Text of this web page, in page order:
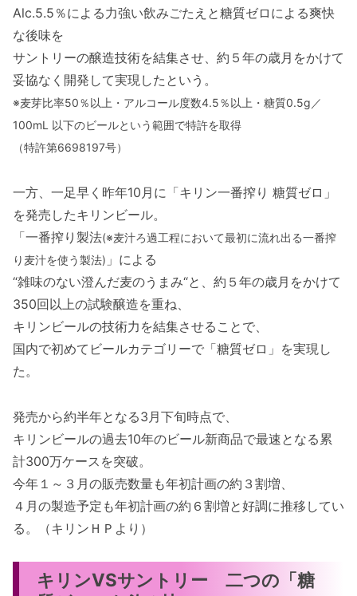
Alc.5.5％による力強い飲みごたえと糖質ゼロによる爽快
な後味を
サントリーの醸造技術を結集させ、約５年の歳月をかけて
妥協なく開発して実現したという。
※麦芽比率50％以上・アルコール度数4.5％以上・糖質0.5g／
100mL 以下のビールという範囲で特許を取得
（特許第6698197号）
一方、一足早く昨年10月に「キリン一番搾り 糖質ゼロ」
を発売したキリンビール。
「一番搾り製法(※麦汁ろ過工程において最初に流れ出る一番搾
り麦汁を使う製法) 」による
“雑味のない澄んだ麦のうまみ“と、約５年の歳月をかけて
350回以上の試験醸造を重ね、
キリンビールの技術力を結集させることで、
国内で初めてビールカテゴリーで「糖質ゼロ」を実現し
た。
発売から約半年となる3月下旬時点で、
キリンビールの過去10年のビール新商品で最速となる累
計300万ケースを突破。
今年１～３月の販売数量も年初計画の約３割増、
４月の製造予定も年初計画の約６割増と好調に推移してい
る。（キリンＨＰより）
キリンVSサントリー 二つの「糖